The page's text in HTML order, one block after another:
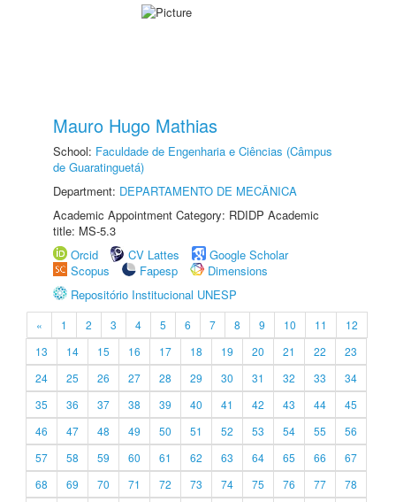
Mauro Hugo Mathias
School: Faculdade de Engenharia e Ciências (Câmpus
de Guaratinguetá)
Department: DEPARTAMENTO DE MECÂNICA
Academic Appointment Category: RDIDP Academic
title: MS-5.3
Orcid
CV Lattes
Google Scholar
Scopus
Fapesp
Dimensions
Repositório Institucional UNESP
« 1 2 3 4 5 6 7 8 9 10 11
12
13
14 15 16 17 18 19 20 21 22
23
24
25 26 27 28 29 30 31 32 33
34
35
36 37 38 39 40 41 42 43 44
45
46
47 48 49 50 51 52 53 54 55
56
57
58 59 60 61 62 63 64 65 66
67
68
69 70 71 72 73 74 75 76 77
78